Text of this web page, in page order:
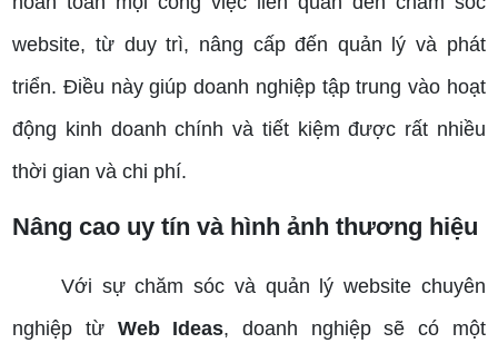
website, từ duy trì, nâng cấp đến quản lý và phát
triển. Điều này giúp doanh nghiệp tập trung vào hoạt
động kinh doanh chính và tiết kiệm được rất nhiều
thời gian và chi phí.
Nâng cao uy tín và hình ảnh thương hiệu
Với sự chăm sóc và quản lý website chuyên
nghiệp từ Web Ideas, doanh nghiệp sẽ có một